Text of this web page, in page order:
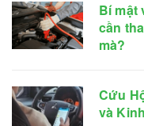
Bí mật
cần
mà?
Cứu
và